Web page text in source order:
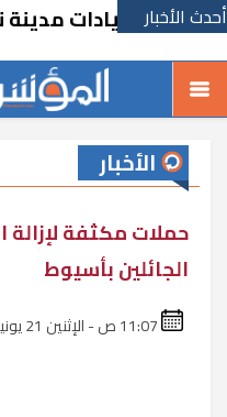
أحدث الأخبارمدينة نصر
الأخبار
حملات مكثفة لإزالة
الجائلين بأسيوط